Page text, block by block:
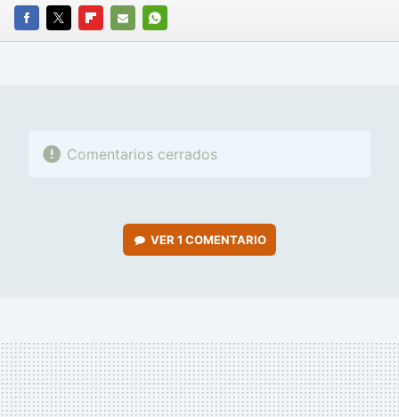
FACEBOOK
TWITTERFLIPBOARD
E-
WHATSAPP
Comentarios cerrados
VER 1 COMENTARIO